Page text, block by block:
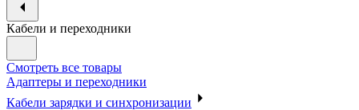
Кабели и переходники
Смотреть все товары
Адаптеры и переходники
Кабели зарядки и синхронизации